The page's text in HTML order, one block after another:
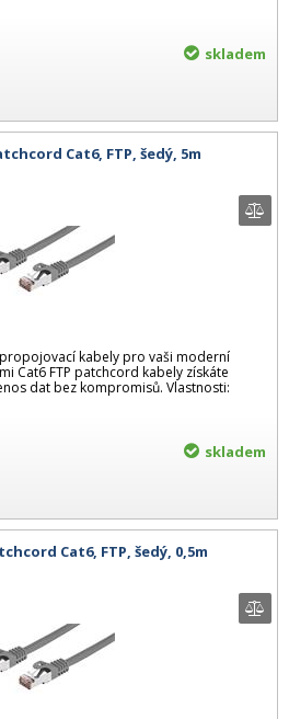
skladem
Cat6, FTP, šedý, 5m
kabely pro vaši moderní
Cat6 FTP patchcord kabely získáte
dat bez kompromisů. Vlastnosti:
skladem
Cat6, FTP, šedý, 0,5m